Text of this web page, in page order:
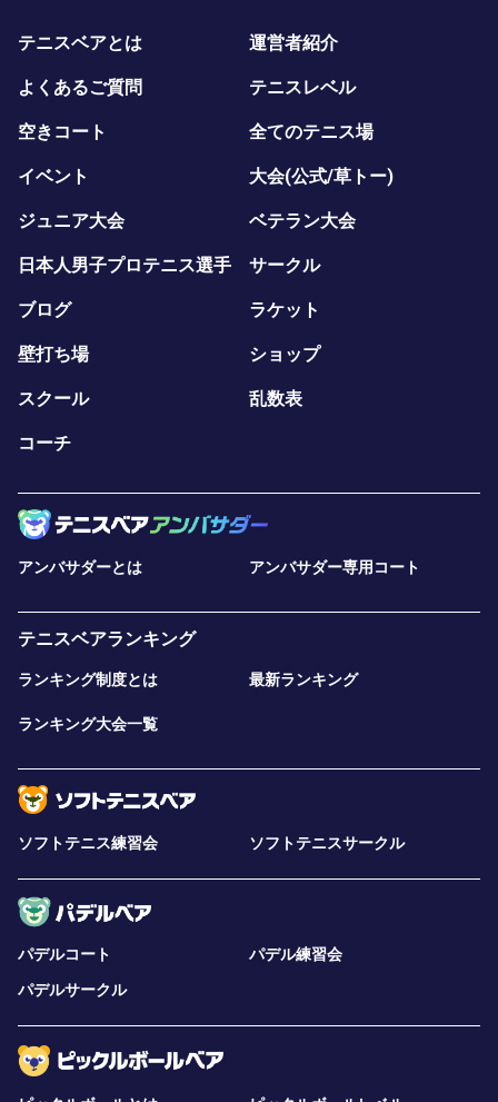
テニスベアとは 運営者紹介
よくあるご質問 テニスレベル
空きコート 全てのテニス場
イベント 大会(公式/草トー)
ジュニア大会 ベテラン大会
日本人男子プロテニス選手 サークル
ブログ ラケット
壁打ち場 ショップ
スクール 乱数表
コーチ
アンバサダーとは アンバサダー専用コート
テニスベアランキング
ランキング制度とは 最新ランキング
ランキング大会一覧
ソフトテニス練習会 ソフトテニスサークル
パデルコート
パデル練習会
パデルサークル